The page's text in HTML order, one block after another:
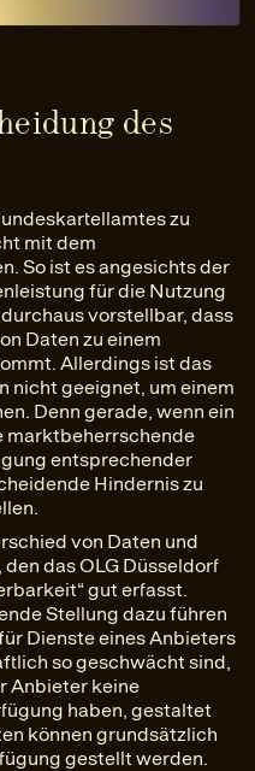
des
zu
mit dem
So ist es angesichts der
für die Nutzung
vorstellbar, dass
Daten zu einem
Allerdings ist das
nicht geeignet, um einem
Denn gerade, wenn ein
marktbeherrschende
entsprechender
Hindernis zu
von Daten und
das OLG Düsseldorf
gut erfasst.
Stellung dazu führen
Dienste eines Anbieters
so geschwächt sind,
Anbieter keine
haben, gestaltet
können grundsätzlich
gestellt werden.